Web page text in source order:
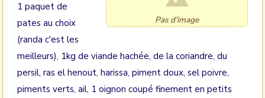
Pas d'image
1 paquet de
pates au choix
(randa c'est les
meilleurs), 1kg de viande hachée, de la coriandre, du
persil, ras el henout, harissa, piment doux, sel poivre,
piments verts, ail, 1 oignon coupé finement en petits